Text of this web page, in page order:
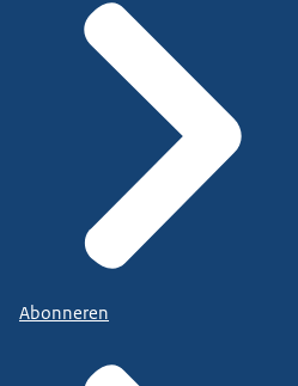
Abonneren